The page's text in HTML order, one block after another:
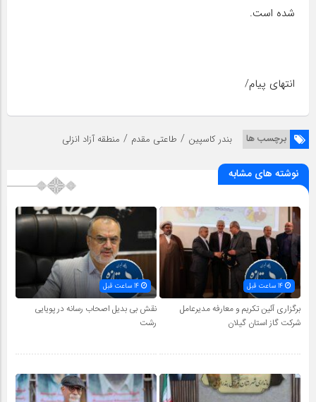
شده است.
انتهای پیام/
برچسب ها بندر كاسپین / طاعتی مقدم / منطقه آزاد انزلی
نوشته های مشابه
14 ساعت قبل
برگزاری آئین تکریم و معارفه مدیرعامل
شرکت گاز استان گیلان
نقش بی بدیل اصحاب رسانه در پویایی
رشت